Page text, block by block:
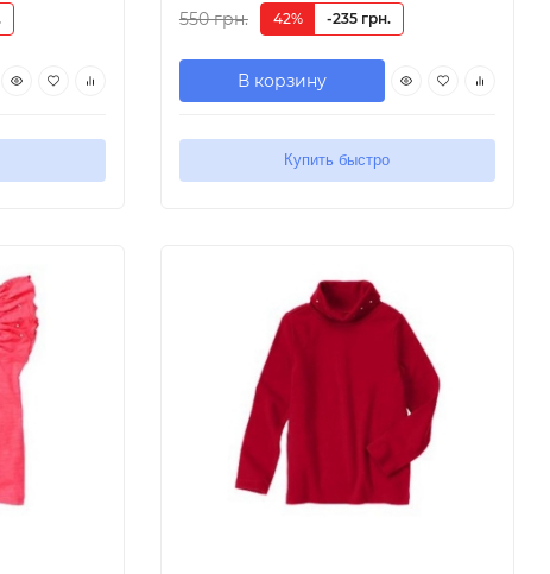
550 грн. 42% -235 грн.
В корзину
Купить быстро